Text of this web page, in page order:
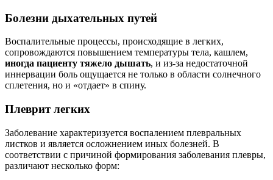
Болезни дыхательных путей
Воспалительные процессы, происходящие в легких,
сопровождаются повышением температуры тела, кашлем,
иногда пациенту тяжело дышать, и из-за недостаточной
иннервации боль ощущается не только в области солнечного
сплетения, но и «отдает» в спину.
Плеврит легких
Заболевание характеризуется воспалением плевральных
листков и является осложнением иных болезней. В
соответствии с причиной формирования заболевания плевры,
различают несколько форм: